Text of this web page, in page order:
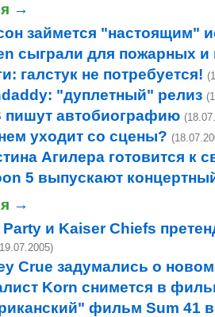
→
займется "настоящим"
сыграли для пожарных и
галстук не потребуется!
"дуплетный" релиз
пишут автобиографию
уходит со сцены?
Агилера готовится к
5 выпускают
→
и Kaiser Сhiefs
Crue задумались о
Korn снимется в
фильм Sum 41